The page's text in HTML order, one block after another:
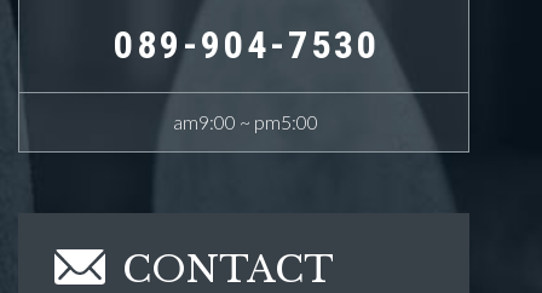
089-904-7530
am9:00 ~ pm5:00
CONTACT